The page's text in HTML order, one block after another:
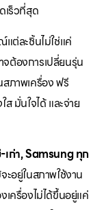
เร็วที่สุด
แต่ละชิ้นไม่ใช่แค่
ต้องการเปลี่ยนรุ่น
สภาพเครื่อง ฟรี
มั่นใจได้ และจ่าย
เก่า, Samsung ทุก
ะอยู่ในสภาพใช้งาน
เครื่องไม่ได้ขึ้นอยู่แค่